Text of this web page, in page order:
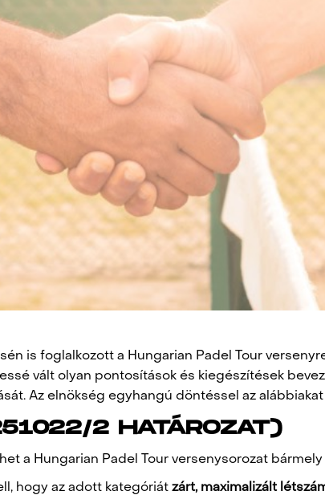
is foglalkozott a Hungarian Padel Tour
vált olyan pontosítások és kiegészítések
Az elnökség egyhangú döntéssel az
2 HATÁROZAT)
a Hungarian Padel Tour versenysorozat bármely
hogy az adott kategóriát zárt, maximalizált